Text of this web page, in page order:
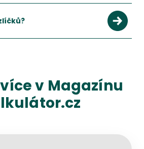
dobu, limity plnění, spoluúčast a
pro psy a kočky, které pomáhá krýt
v Magazínu